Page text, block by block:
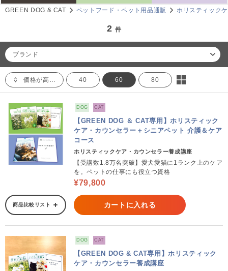
GREEN DOG & CAT ペットフード・ペット用品通販 ホリスティック
2 件
ブランド
価格が高い順 40 60 80
DOG CAT
【GREEN DOG ＆ CAT専用】ホリスティック
ケア・カウンセラー＋シニアペット 介護＆ケア
コース
ホリスティックケア・カウンセラー養成講座
【受講数1.8万名突破】愛犬愛猫に1ランク上のケア
を。ペットの仕事にも役立つ資格
¥79,800
商品比較リスト カートに入れる
DOG CAT
【GREEN DOG & CAT専用】ホリスティック
ケア・カウンセラー養成講座